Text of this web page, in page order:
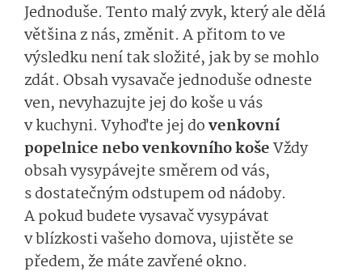
Jednoduše. Tento malý zvyk, který ale dělá
většina z nás, změnit. A přitom to ve
výsledku není tak složité, jak by se mohlo
zdát. Obsah vysavače jednoduše odneste
ven, nevyhazujte jej do koše u vás
v kuchyni. Vyhoďte jej dovenkovní
popelnice nebo venkovního košeVždy
obsah vysypávejte směrem od vás,
s dostatečným odstupem od nádoby.
A pokud budete vysavač vysypávat
v blízkosti vašeho domova, ujistěte se
předem, že máte zavřené okno.